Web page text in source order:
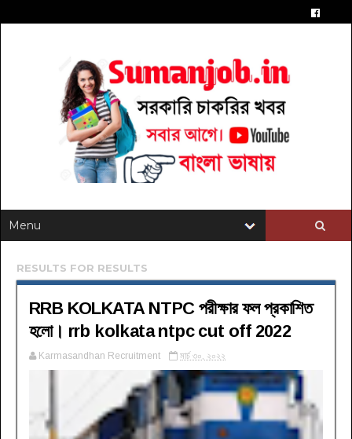
RESULTS FOR RESULTS
RRB KOLKATA NTPC পরীক্ষার ফল প্রকাশিত
হলো। rrb kolkata ntpc cut off 2022
Karmasandhan Recruitment মার্চ ৩০, ২০২২